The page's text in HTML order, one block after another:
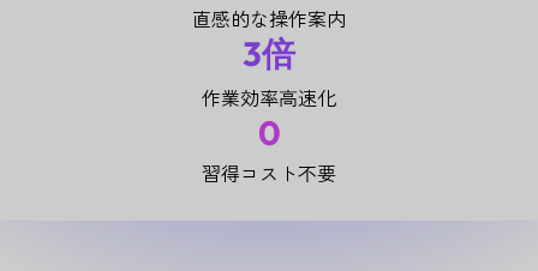
直感的な操作案内
3倍
作業効率高速化
0
習得コスト不要